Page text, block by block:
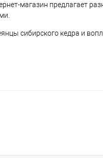
магазин предлагает
сибирского кедра и